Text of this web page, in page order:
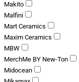
Makito
Malfini
Mart Ceramics
Maxim Ceramics
MBW
MerchMe BY New-Ton
Midocean